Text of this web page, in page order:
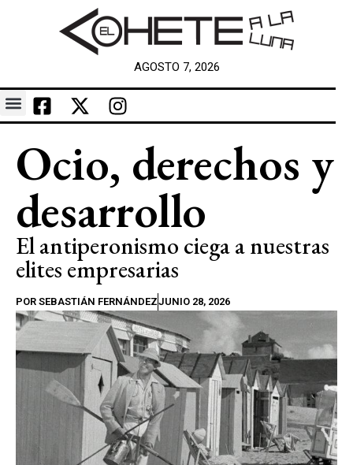
AGOSTO 7, 2026
Ocio, derechos y
desarrollo
El antiperonismo ciega a nuestras
elites empresarias
POR SEBASTIÁN FERNÁNDEZJUNIO 28, 2026